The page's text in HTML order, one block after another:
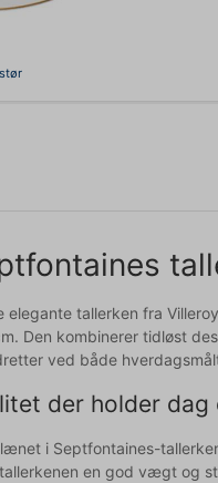
elegante tallerken fra
Den kombinerer tidløst
ved både
der holder dag
i Septfontaines-
en god vægt og